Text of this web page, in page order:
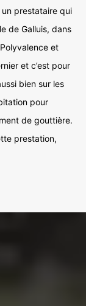
prestataire qui
de Galluis, dans
et
et c’est pour
bien sur les
pour
de gouttière.
prestation,